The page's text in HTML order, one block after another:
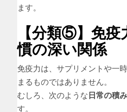
ます。
【分類⑤】免疫
慣の深い関係
免疫力は、サプリメントや一
まるものではありません。
むしろ、次のような 日常の積
す。